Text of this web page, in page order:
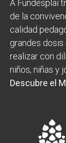
A Fundesplai
de la
calidad
grandes dosis
realizar con
niños, niñas y
Descubre el